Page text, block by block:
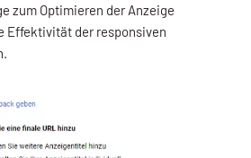
zum Optimieren der Anzeige
Effektivität der responsiven